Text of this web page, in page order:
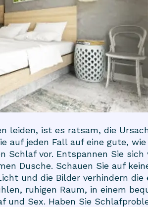
leiden, ist es ratsam, die
auf jeden Fall auf eine gute,
Schlaf vor. Entspannen Sie
Dusche. Schauen Sie auf
und die Bilder verhindern die
ruhigen Raum, in einem
und Sex. Haben Sie